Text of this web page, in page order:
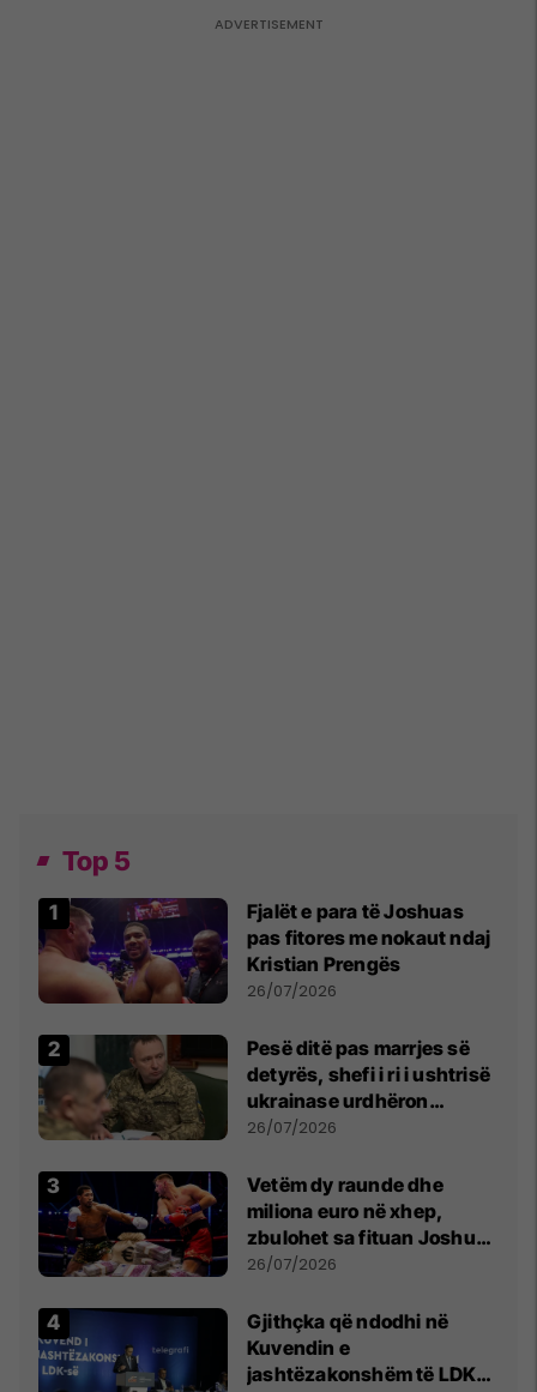
Top 5
Fjalët e para të Joshuas
pas fitores me nokaut ndaj
Kristian Prengës
26/07/2026
Pesë ditë pas marrjes së
detyrës, shefi i ri i ushtrisë
ukrainase urdhëron
kontroll të madh
26/07/2026
Vetëm dy raunde dhe
miliona euro në xhep,
zbulohet sa fituan Joshua
e Prenga
26/07/2026
Gjithçka që ndodhi në
Kuvendin e
jashtëzakonshëm të LDK-